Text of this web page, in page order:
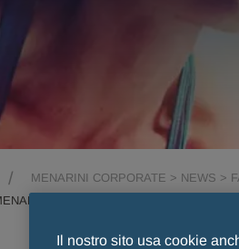
MENARINI CORPORATE > NEWS >
> FAIR PLAY
Il nostro sito usa cookie